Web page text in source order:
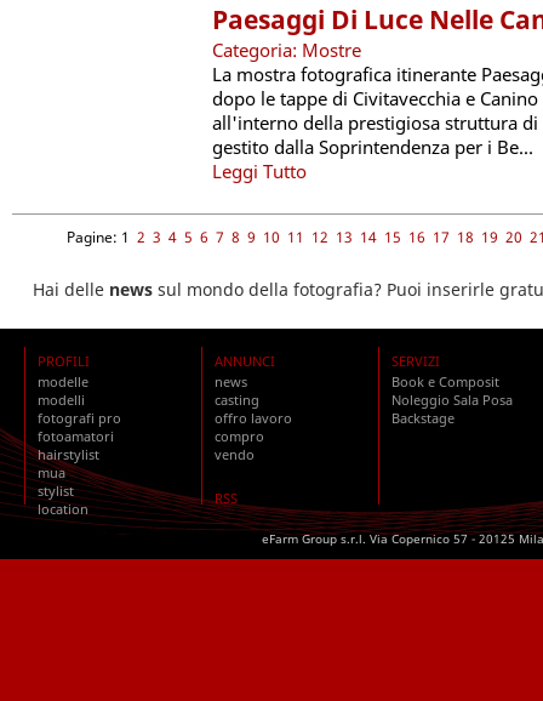
Paesaggi Di Luce Nelle
Categoria: Mostre
La mostra fotografica itinerante
dopo le tappe di Civitavecchia e
all'interno della prestigiosa struttura di
gestito dalla Soprintendenza per i Be...
Leggi Tutto
Pagine: 12 3 4 5 6 7 8 9 10 11 12 13 14 15 16 17 18 19 20
Hai delle news sul mondo della fotografia? Puoi inserirle
PROFILI
modelle
modelli
fotografi pro
fotoamatori
hairstylist
mua
stylist
location
ANNUNCI
news
casting
offro lavoro
compro
vendo
RSS
SERVIZI
Book e Composit
Noleggio Sala Posa
Backstage
eFarm Group s.r.l. Via Copernico 57 - 20125